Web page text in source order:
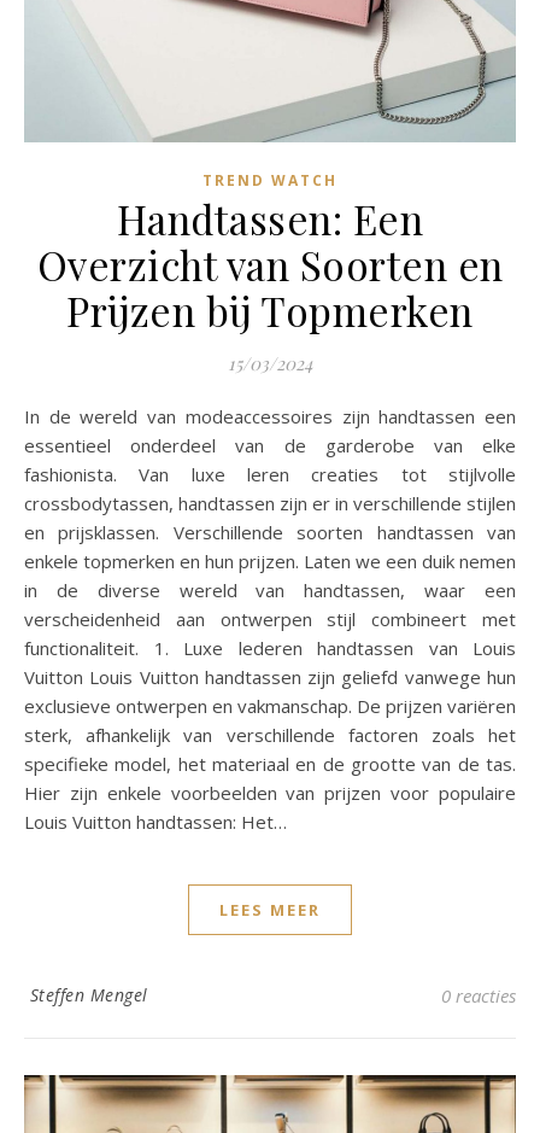
TREND WATCH
Handtassen: Een
Overzicht van Soorten en
Prijzen bij Topmerken
15/03/2024
In de wereld van modeaccessoires zijn handtassen een
essentieel onderdeel van de garderobe van elke
fashionista. Van luxe leren creaties tot stijlvolle
crossbodytassen, handtassen zijn er in verschillende stijlen
en prijsklassen. Verschillende soorten handtassen van
enkele topmerken en hun prijzen. Laten we een duik nemen
in de diverse wereld van handtassen, waar een
verscheidenheid aan ontwerpen stijl combineert met
functionaliteit. 1. Luxe lederen handtassen van Louis
Vuitton Louis Vuitton handtassen zijn geliefd vanwege hun
exclusieve ontwerpen en vakmanschap. De prijzen variëren
sterk, afhankelijk van verschillende factoren zoals het
specifieke model, het materiaal en de grootte van de tas.
Hier zijn enkele voorbeelden van prijzen voor populaire
Louis Vuitton handtassen: Het…
LEES MEER
Steffen Mengel 0 reacties